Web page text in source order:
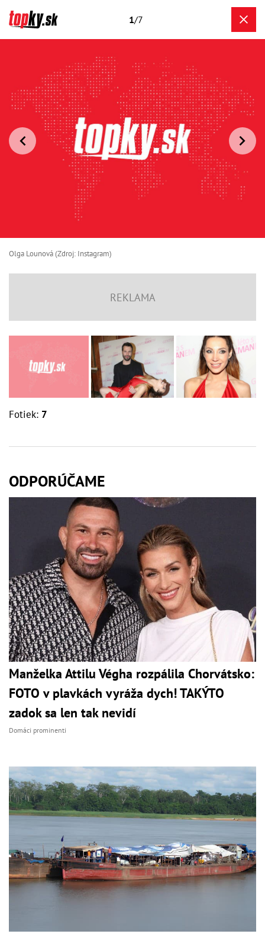
1/7
Olga Lounová (Zdroj: Instagram)
Fotiek: 7
ODPORÚČAME
Manželka Attilu Végha rozpálila Chorvátsko:
FOTO v plavkách vyráža dych! TAKÝTO
zadok sa len tak nevidí
Domáci prominenti